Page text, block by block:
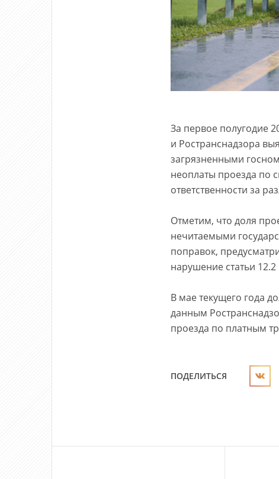
За первое полугодие
и Ространснадзора
загрязненными
неоплаты проезда по
ответственности за
Отметим, что доля
нечитаемыми
поправок,
нарушение статьи
В мае текущего года
данным
проезда по платным
ПОДЕЛИТЬСЯ